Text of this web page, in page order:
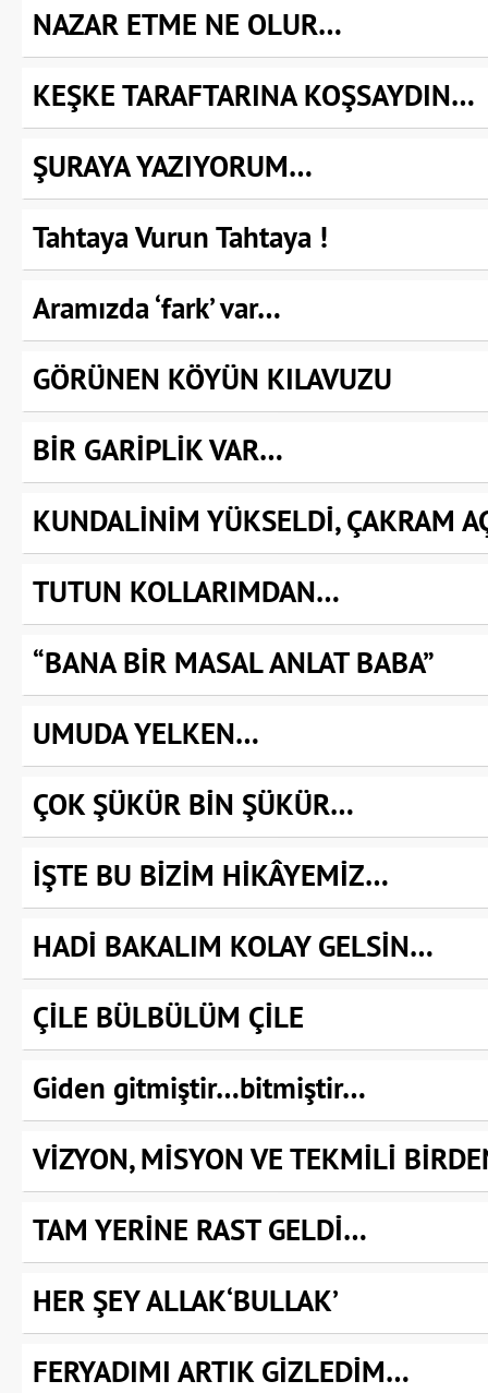
NAZAR ETME NE OLUR…
KEŞKE TARAFTARINA KOŞSAYDIN…
ŞURAYA YAZIYORUM…
Tahtaya Vurun Tahtaya !
Aramızda ‘fark’ var…
GÖRÜNEN KÖYÜN KILAVUZU
BİR GARİPLİK VAR…
KUNDALİNİM YÜKSELDİ, ÇAKRAM
TUTUN KOLLARIMDAN…
“BANA BİR MASAL ANLAT BABA”
UMUDA YELKEN…
ÇOK ŞÜKÜR BİN ŞÜKÜR…
İŞTE BU BİZİM HİKÂYEMİZ…
HADİ BAKALIM KOLAY GELSİN…
ÇİLE BÜLBÜLÜM ÇİLE
Giden gitmiştir…bitmiştir…
VİZYON, MİSYON VE TEKMİLİ
TAM YERİNE RAST GELDİ…
HER ŞEY ALLAK‘BULLAK’
FERYADIMI ARTIK GİZLEDİM…